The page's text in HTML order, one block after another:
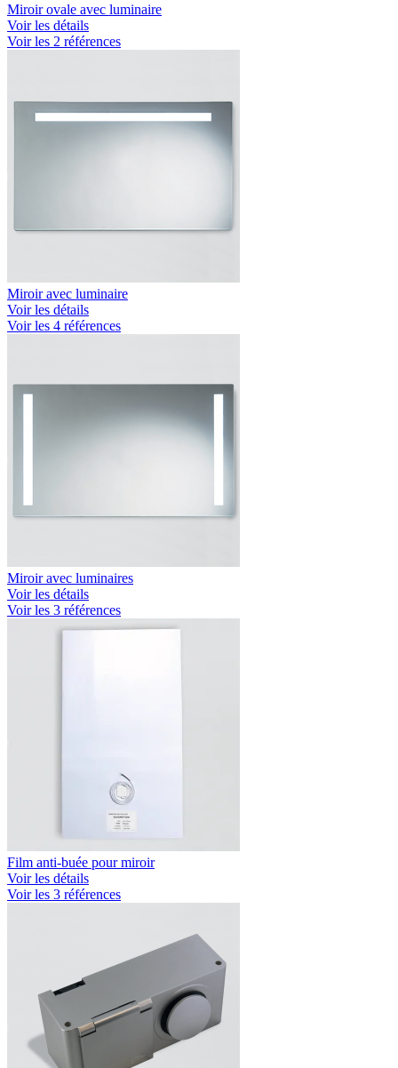
Miroir ovale avec luminaire
Voir les détails
Voir les 2 références
Miroir avec luminaire
Voir les détails
Voir les 4 références
Miroir avec luminaires
Voir les détails
Voir les 3 références
Film anti-buée pour miroir
Voir les détails
Voir les 3 références